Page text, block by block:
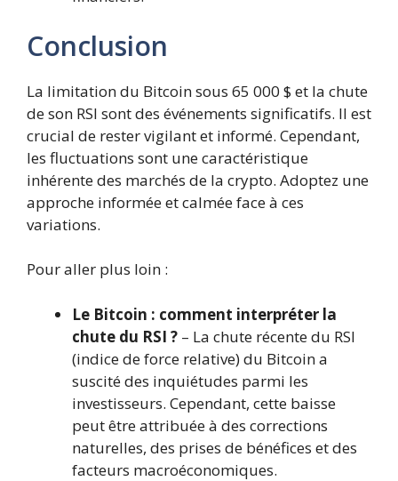
Conclusion
La limitation du Bitcoin sous 65 000 $ et la chute
de son RSI sont des événements significatifs. Il est
crucial de rester vigilant et informé. Cependant,
les fluctuations sont une caractéristique
inhérente des marchés de la crypto. Adoptez une
approche informée et calmée face à ces
variations.
Pour aller plus loin :
Le Bitcoin : comment interpréter la
chute du RSI ? – La chute récente du RSI
(indice de force relative) du Bitcoin a
suscité des inquiétudes parmi les
investisseurs. Cependant, cette baisse
peut être attribuée à des corrections
naturelles, des prises de bénéfices et des
facteurs macroéconomiques.